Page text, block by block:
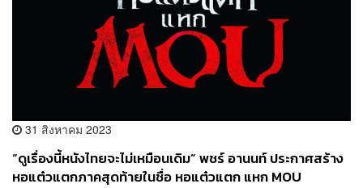
31 สิงหาคม 2023
“ดูเรื่องนี้หนังไทยจะไม่เหมือนเดิม” พชร์ อานนท์ ประกาศสร้าง
หอแต๋วแตกภาคสุดท้ายในชื่อ หอแต๋วแตก แหก MOU